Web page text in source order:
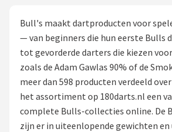
Dartspelers
Toernooien
Spelregels
Uitgooilijst
Bull's maakt dartproducten voor
— van beginners die hun eerste Bulls
tot gevorderde darters die kiezen
zoals de Adam Gawlas 90% of de
meer dan 598 producten verdeeld
het assortiment op 180darts.nl een
complete Bulls-collecties online. De
zijn er in uiteenlopende gewichten en